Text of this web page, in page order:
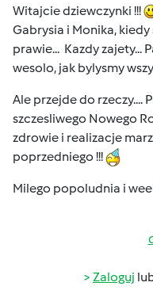
Witajcie dziewczynki !!!
Gabrysia i Monika,
prawie... Kazdy zajety...
wesolo, jak bylysmy
Ale przejde do rzeczy....
szczesliwego Nowego
zdrowie i realizacje
poprzedniego !!!
Milego popoludnia i
Zaloguj